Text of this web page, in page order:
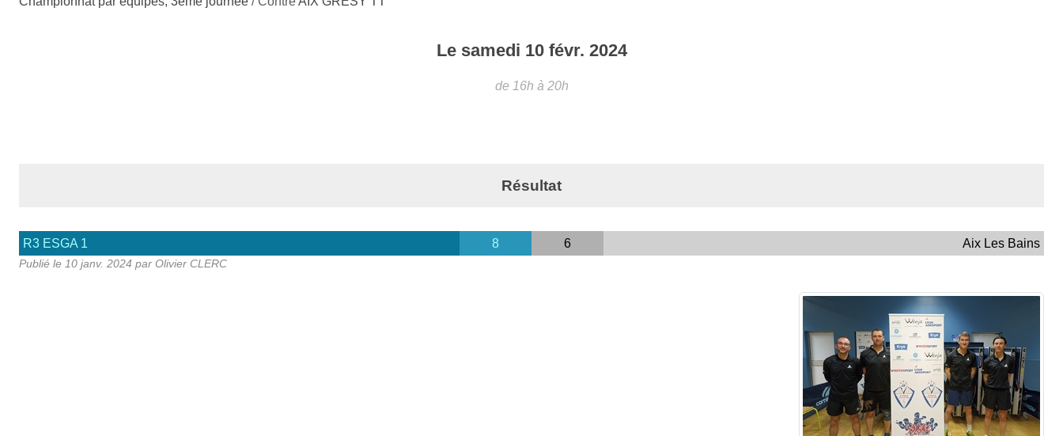
Le samedi 10 févr. 2024
de 16h à 20h
Résultat
R3 ESGA 1 8 6 Aix Les Bains
Publié le 10 janv. 2024 par Olivier CLERC